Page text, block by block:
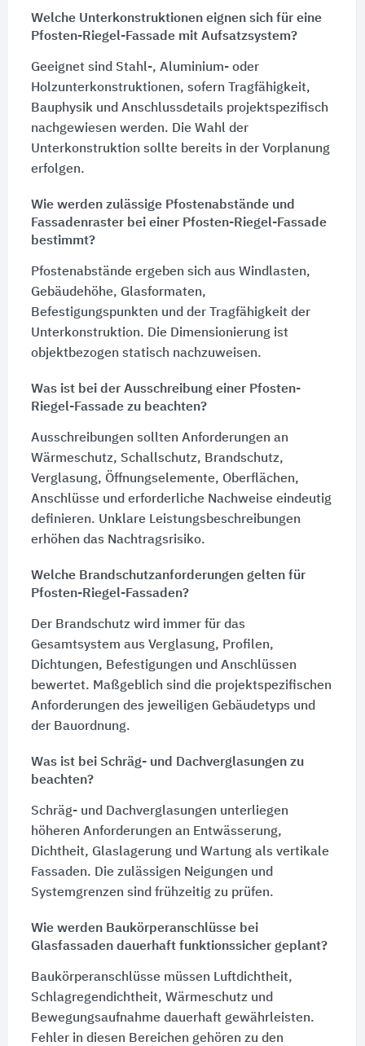
Welche Unterkonstruktionen eignen sich für eine
Pfosten-Riegel-Fassade mit Aufsatzsystem?
Geeignet sind Stahl-, Aluminium- oder
Holzunterkonstruktionen, sofern Tragfähigkeit,
Bauphysik und Anschlussdetails projektspezifisch
nachgewiesen werden. Die Wahl der
Unterkonstruktion sollte bereits in der Vorplanung
erfolgen.
Wie werden zulässige Pfostenabstände und
Fassadenraster bei einer Pfosten-Riegel-Fassade
bestimmt?
Pfostenabstände ergeben sich aus Windlasten,
Gebäudehöhe, Glasformaten,
Befestigungspunkten und der Tragfähigkeit der
Unterkonstruktion. Die Dimensionierung ist
objektbezogen statisch nachzuweisen.
Was ist bei der Ausschreibung einer Pfosten-
Riegel-Fassade zu beachten?
Ausschreibungen sollten Anforderungen an
Wärmeschutz, Schallschutz, Brandschutz,
Verglasung, Öffnungselemente, Oberflächen,
Anschlüsse und erforderliche Nachweise eindeutig
definieren. Unklare Leistungsbeschreibungen
erhöhen das Nachtragsrisiko.
Welche Brandschutzanforderungen gelten für
Pfosten-Riegel-Fassaden?
Der Brandschutz wird immer für das
Gesamtsystem aus Verglasung, Profilen,
Dichtungen, Befestigungen und Anschlüssen
bewertet. Maßgeblich sind die projektspezifischen
Anforderungen des jeweiligen Gebäudetyps und
der Bauordnung.
Was ist bei Schräg- und Dachverglasungen zu
beachten?
Schräg- und Dachverglasungen unterliegen
höheren Anforderungen an Entwässerung,
Dichtheit, Glaslagerung und Wartung als vertikale
Fassaden. Die zulässigen Neigungen und
Systemgrenzen sind frühzeitig zu prüfen.
Wie werden Baukörperanschlüsse bei
Glasfassaden dauerhaft funktionssicher geplant?
Baukörperanschlüsse müssen Luftdichtheit,
Schlagregendichtheit, Wärmeschutz und
Bewegungsaufnahme dauerhaft gewährleisten.
Fehler in diesen Bereichen gehören zu den